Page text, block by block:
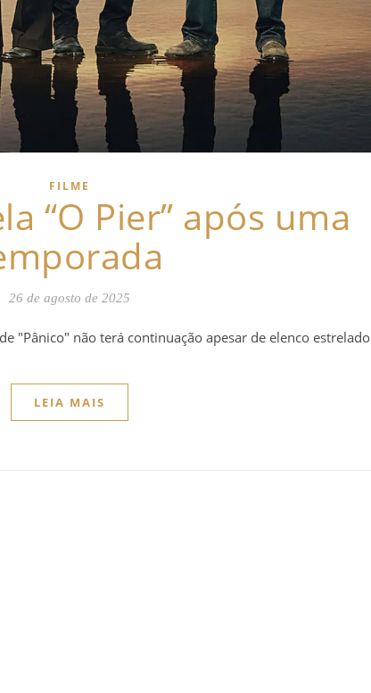
FILME
“O Pier” após uma
26 de agosto de 2025
"Pânico" não terá continuação apesar de elenco estrelado
LEIA MAIS